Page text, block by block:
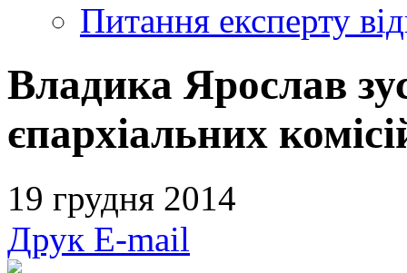
Питання експерту
Владика Ярослав
єпархіальних
19 грудня 2014
Друк E-mail